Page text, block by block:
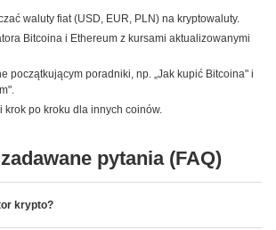
waluty fiat (USD, EUR, PLN) na kryptowaluty.
Bitcoina i Ethereum z kursami aktualizowanymi
początkującym poradniki, np. „Jak kupić Bitcoina" i
krok po kroku dla innych coinów.
pytania (FAQ)
krypto?